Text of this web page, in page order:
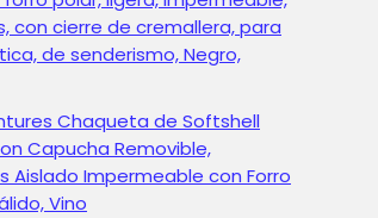
con cierre de cremallera, para
de senderismo, Negro,
Chaqueta de Softshell
Capucha Removible,
Aislado Impermeable con Forro
Vino